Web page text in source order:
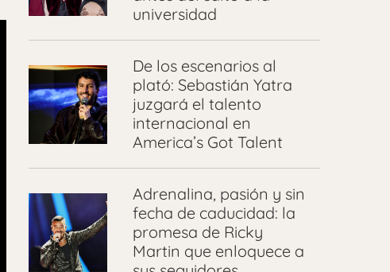
universidad
De los escenarios al
plató: Sebastián Yatra
juzgará el talento
internacional en
America’s Got Talent
Adrenalina, pasión y sin
fecha de caducidad: la
promesa de Ricky
Martin que enloquece a